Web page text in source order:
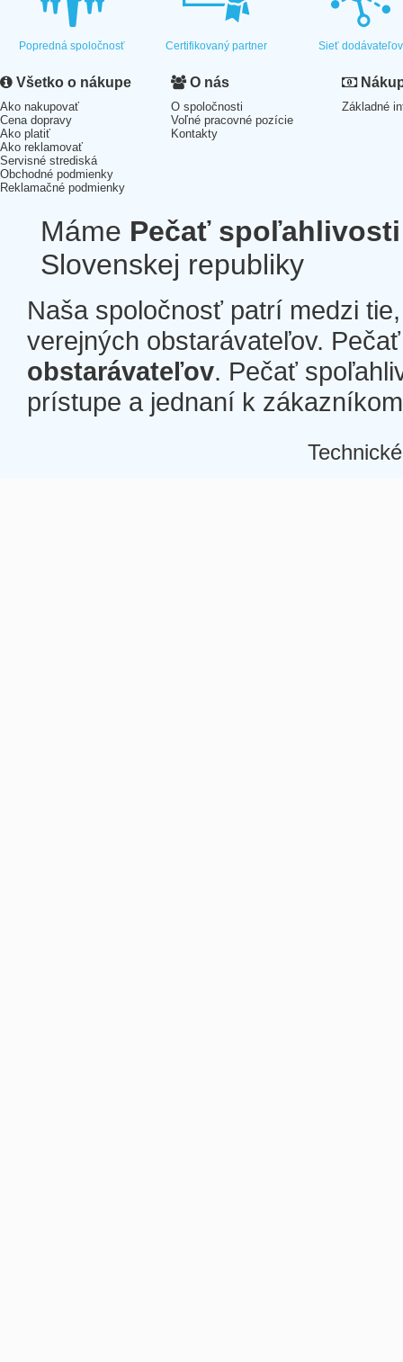
Popredná spoločnosť Certifikovaný partner Sieť dodávateľov
Všetko o nákupe
Ako nakupovať
Cena dopravy
Ako platiť
Ako reklamovať
Servisné strediská
Obchodné podmienky
Reklamačné podmienky
O nás
O spoločnosti
Voľné pracovné pozície
Kontakty
Základné
Máme Pečať spoľahlivosti
Slovenskej republiky
Naša spoločnosť patrí medzi
verejných obstarávateľov.
obstarávateľov. Pečať
prístupe a jednaní k